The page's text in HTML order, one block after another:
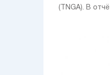
(TNGA). В